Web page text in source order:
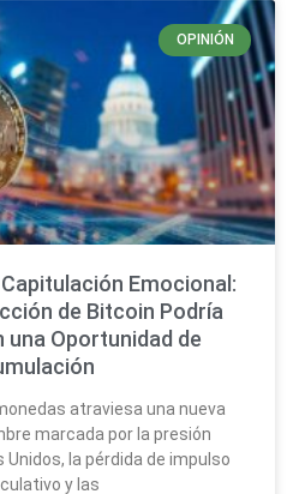
OPINIÓN
Emocional:
de Bitcoin Podría
una Oportunidad de
atraviesa una nueva
marcada por la presión
la pérdida de impulso
y las